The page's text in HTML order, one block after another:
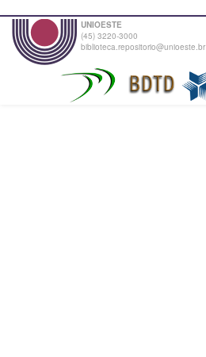
UNIOESTE
(45) 3220-3000
biblioteca.repositorio@unioeste.br